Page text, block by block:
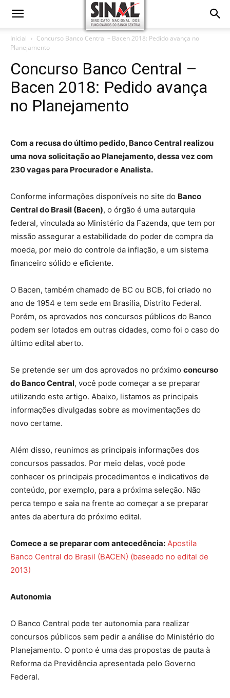
Inicial
Concurso Banco Central – Bacen 2018: Pedido avança no
Planejamento
Concurso Banco Central –
Bacen 2018: Pedido avança
no Planejamento
Com a recusa do último pedido, Banco Central realizou
uma nova solicitação ao Planejamento, dessa vez com
230 vagas para Procurador e Analista.
Conforme informações disponíveis no site do Banco
Central do Brasil (Bacen), o órgão é uma autarquia
federal, vinculada ao Ministério da Fazenda, que tem por
missão assegurar a estabilidade do poder de compra da
moeda, por meio do controle da inflação, e um sistema
financeiro sólido e eficiente.
O Bacen, também chamado de BC ou BCB, foi criado no
ano de 1954 e tem sede em Brasília, Distrito Federal.
Porém, os aprovados nos concursos públicos do Banco
podem ser lotados em outras cidades, como foi o caso do
último edital aberto.
Se pretende ser um dos aprovados no próximo concurso
do Banco Central, você pode começar a se preparar
utilizando este artigo. Abaixo, listamos as principais
informações divulgadas sobre as movimentações do
novo certame.
Além disso, reunimos as principais informações dos
concursos passados. Por meio delas, você pode
conhecer os principais procedimentos e indicativos de
conteúdo, por exemplo, para a próxima seleção. Não
perca tempo e saia na frente ao começar a se preparar
antes da abertura do próximo edital.
Comece a se preparar com antecedência: Apostila
Banco Central do Brasil (BACEN) (baseado no edital de
2013)
Autonomia
O Banco Central pode ter autonomia para realizar
concursos públicos sem pedir a análise do Ministério do
Planejamento. O ponto é uma das propostas de pauta à
Reforma da Previdência apresentada pelo Governo
Federal.